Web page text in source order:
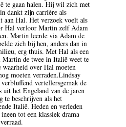
te gaan halen. Hij wil zich met
dankt zijn carrière als
aan Hal. Het verzoek voelt als
Hal verloor Martin zelf Adam
Martin leerde via Adam de
zich bij hen, anders dan in
erg thuis. Met Hal als een
Martin de twee in Italië weet te
over Hal moeten
moeten verraden.Lindsay
vertellersgemak de
uit het Engeland van de jaren
te beschrijven als het
Italië. Heden en verleden
tot een klassiek drama